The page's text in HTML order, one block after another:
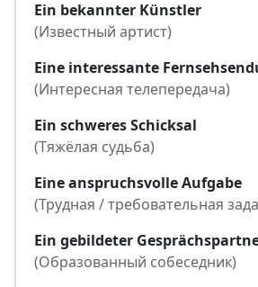
Ein bekannter Künstler
(Известный артист)
Eine interessante
(Интересная телепередача)
Ein schweres Schicksal
(Тяжёлая судьба)
Eine anspruchsvolle Aufgabe
(Трудная / требовательная
Ein gebildeter
(Образованный собеседник)